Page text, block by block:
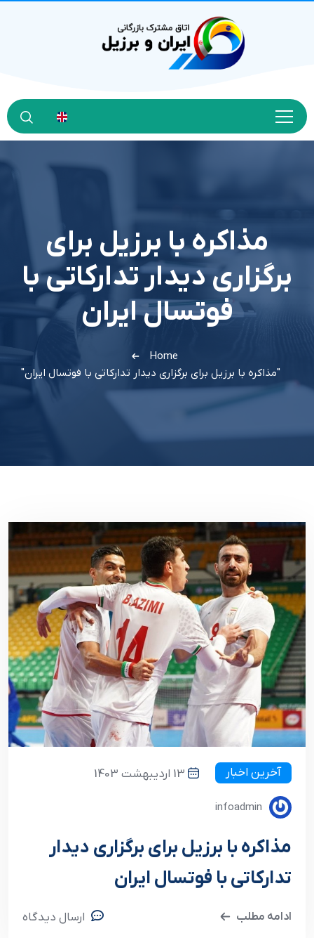
مذاکره با برزیل برای
برگزاری دیدار تدارکاتی با
فوتسال ایران
Home
"مذاکره با برزیل برای برگزاری دیدار تدارکاتی با فوتسال ایران"
آخرین اخبار 13 اردیبهشت 1403
infoadmin
مذاکره با برزیل برای برگزاری دیدار
تدارکاتی با فوتسال ایران
ادامه مطلب ارسال دیدگاه